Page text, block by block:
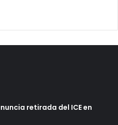
retirada del ICE en